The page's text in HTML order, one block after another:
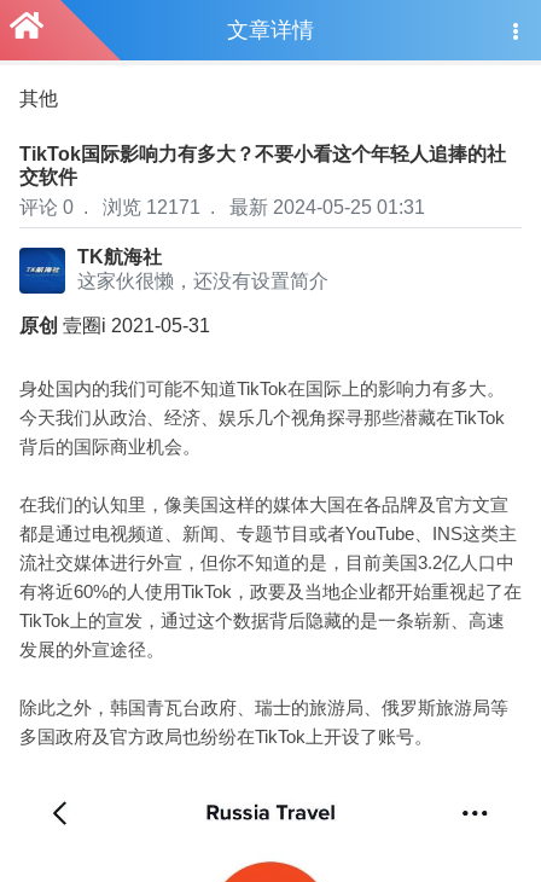
文章详情
其他
TikTok国际影响力有多大？不要小看这个年轻人追捧的社
交软件
评论 0 . 浏览 12171 . 最新 2024-05-25 01:31
TK航海社
这家伙很懒，还没有设置简介
原创 壹圈i 2021-05-31
身处国内的我们可能不知道TikTok在国际上的影响力有多大。
今天我们从政治、经济、娱乐几个视角探寻那些潜藏在TikTok
背后的国际商业机会。
在我们的认知里，像美国这样的媒体大国在各品牌及官方文宣
都是通过电视频道、新闻、专题节目或者YouTube、INS这类主
流社交媒体进行外宣，但你不知道的是，目前美国3.2亿人口中
有将近60%的人使用TikTok，政要及当地企业都开始重视起了在
TikTok上的宣发，通过这个数据背后隐藏的是一条崭新、高速
发展的外宣途径。
除此之外，韩国青瓦台政府、瑞士的旅游局、俄罗斯旅游局等
多国政府及官方政局也纷纷在TikTok上开设了账号。